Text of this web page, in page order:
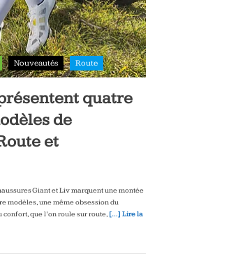
Nouveautés Route
quatre
de
et
Giant et Liv marquent une montée
modèles, une même obsession du
que l’on roule sur route, […] Lire la